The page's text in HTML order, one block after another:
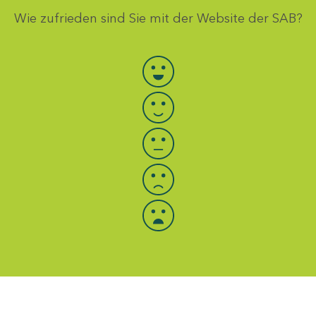
Wie zufrieden sind Sie mit der Website der SAB?
Bewertung auswählen